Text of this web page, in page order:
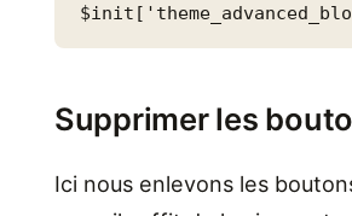
Supprimer les
Ici nous enlevons les